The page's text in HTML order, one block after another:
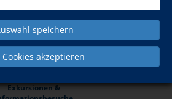
speichern
Cookies akzeptieren
Beruf, IT & Digitales
Exkursionen &